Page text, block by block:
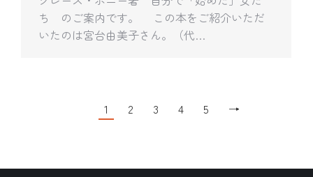
ち のご案内です。 この本をご紹介いただ
いたのは宮台由美子さん。（代…
1 2 3 4 5 →